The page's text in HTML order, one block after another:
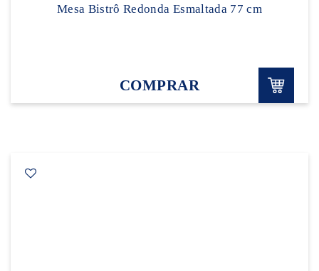
Mesa Bistrô Redonda Esmaltada 77 cm
COMPRAR